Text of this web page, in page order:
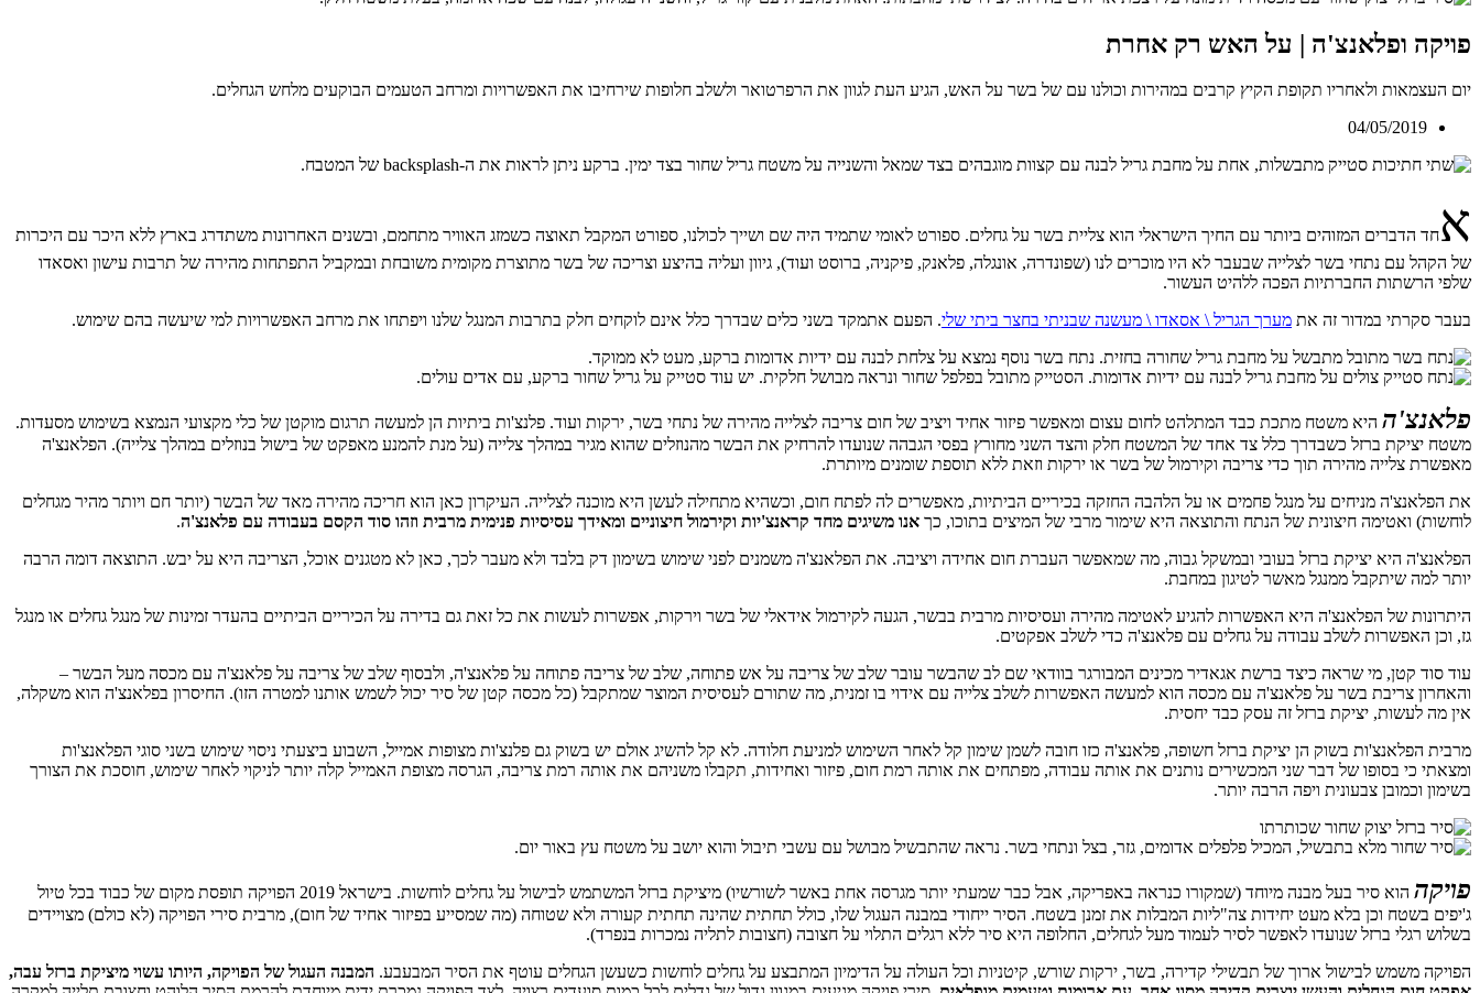
פויקה ופלאנצ'ה | על האש רק אחרת
יום העצמאות ולאחריו תקופת הקיץ קרבים במהירות וכולנו עם של בשר על האש, הגיע העת לגוון את הרפרטואר ולשלב חלופות שירחיבו את האפשרויות ומרחב הטעמים הבוקעים מלחש הגחלים.
04/05/2019
אחד הדברים המזוהים ביותר עם החיך הישראלי הוא צליית בשר על גחלים. ספורט לאומי שתמיד היה שם ושייך לכולנו, ספורט המקבל תאוצה כשמזג האוויר מתחמם, ובשנים האחרונות משתדרג בארץ ללא היכר עם היכרות
של הקהל עם נתחי בשר לצלייה שבעבר לא היו מוכרים לנו (שפונדרה, אונגלה, פלאנק, פיקניה, ברוסט ועוד), גיוון ועליה בהיצע וצריכה של בשר מתוצרת מקומית משובחת ובמקביל התפתחות מהירה של תרבות עישון ואסאדו
שלפי הרשתות החברתיות הפכה ללהיט העשור.
בעבר סקרתי במדור זה את מערך הגריל \ אסאדו \ מעשנה שבניתי בחצר ביתי שלי. הפעם אתמקד בשני כלים שבדרך כלל אינם לוקחים חלק בתרבות המנגל שלנו ויפתחו את מרחב האפשרויות למי שיעשה בהם שימוש.
פלאנצ'ה היא משטח מתכת כבד המתלהט לחום עצום ומאפשר פיזור אחיד ויציב של חום צריבה לצלייה מהירה של נתחי בשר, ירקות ועוד. פלנצ'ות ביתיות הן למעשה תרגום מוקטן של כלי מקצועי הנמצא בשימוש מסעדות.
משטח יציקת ברזל כשבדרך כלל צד אחד של המשטח חלק והצד השני מחורץ בפסי הגבהה שנועדו להרחיק את הבשר מהנוזלים שהוא מגיר במהלך צלייה (על מנת להמנע מאפקט של בישול בנוזלים במהלך צלייה). הפלאנצ'ה
מאפשרת צלייה מהירה תוך כדי צריבה וקירמול של בשר או ירקות וזאת ללא תוספת שומנים מיותרת.
את הפלאנצ'ה מניחים על מנגל פחמים או על הלהבה החזקה בכיריים הביתיות, מאפשרים לה לפתח חום, וכשהיא מתחילה לעשן היא מוכנה לצלייה. העיקרון כאן הוא חריכה מהירה מאד של הבשר (יותר חם ויותר מהיר מגחלים
לוחשות) ואטימה חיצונית של הנתח והתוצאה היא שימור מרבי של המיצים בתוכו, כך אנו משיגים מחד קראנצ'יות וקירמול חיצוניים ומאידך עסיסיות פנימית מרבית וזהו סוד הקסם בעבודה עם פלאנצ'ה.
הפלאנצ'ה היא יציקת ברזל בעובי ובמשקל גבוה, מה שמאפשר העברת חום אחידה ויציבה. את הפלאנצ'ה משמנים לפני שימוש בשימון דק בלבד ולא מעבר לכך, כאן לא מטגנים אוכל, הצריבה היא על יבש. התוצאה דומה הרבה
יותר למה שיתקבל ממנגל מאשר לטיגון במחבת.
היתרונות של הפלאנצ'ה היא האפשרות להגיע לאטימה מהירה ועסיסיות מרבית בבשר, הגעה לקירמול אידאלי של בשר וירקות, אפשרות לעשות את כל זאת גם בדירה על הכיריים הביתיים בהעדר זמינות של מנגל גחלים או מנגל
גז, וכן האפשרות לשלב עבודה על גחלים עם פלאנצ'ה כדי לשלב אפקטים.
עוד סוד קטן, מי שראה כיצד ברשת אגאדיר מכינים המבורגר בוודאי שם לב שהבשר עובר שלב של צריבה על אש פתוחה, שלב של צריבה פתוחה על פלאנצ'ה, ולבסוף שלב של צריבה על פלאנצ'ה עם מכסה מעל הבשר –
והאחרון צריבת בשר על פלאנצ'ה עם מכסה הוא למעשה האפשרות לשלב צלייה עם אידוי בו זמנית, מה שתורם לעסיסית המוצר שמתקבל (כל מכסה קטן של סיר יכול לשמש אותנו למטרה הזו). החיסרון בפלאנצ'ה הוא משקלה,
אין מה לעשות, יציקת ברזל זה עסק כבד יחסית.
מרבית הפלאנצ'ות בשוק הן יציקת ברזל חשופה, פלאנצ'ה כזו חובה לשמן שימון קל לאחר השימוש למניעת חלודה. לא קל להשיג אולם יש בשוק גם פלנצ'ות מצופות אמייל, השבוע ביצעתי ניסוי שימוש בשני סוגי הפלאנצ'ות
ומצאתי כי בסופו של דבר שני המכשירים נותנים את אותה עבודה, מפתחים את אותה רמת חום, פיזור ואחידות, תקבלו משניהם את אותה רמת צריבה, הגרסה מצופת האמייל קלה יותר לניקוי לאחר שימוש, חוסכת את הצורך
בשימון וכמובן צבעונית ויפה הרבה יותר.
פויקה
הוא סיר בעל מבנה מיוחד (שמקורו כנראה באפריקה, אבל כבר שמעתי יותר מגרסה אחת באשר לשורשיו) מיציקת ברזל המשתמש לבישול על גחלים לוחשות. בישראל 2019 הפויקה תופסת מקום של כבוד בכל טיול
ג'יפים בשטח וכן בלא מעט יחידות צה"ליות המבלות את זמנן בשטח. הסיר ייחודי במבנה העגול שלו, כולל תחתית שהינה תחתית קעורה ולא שטוחה (מה שמסייע בפיזור אחיד של חום), מרבית סירי הפויקה (לא כולם) מצויידים
בשלוש רגלי ברזל שנועדו לאפשר לסיר לעמוד מעל לגחלים, החלופה היא סיר ללא רגלים התלוי על חצובה (חצובות לתליה נמכרות בנפרד).
הפויקה משמש לבישול ארוך של תבשילי קדירה, בשר, ירקות שורש, קיטניות וכל העולה על הדימיון המתבצע על גחלים לוחשות כשעשן הגחלים עוטף את הסיר המבעבע. המבנה העגול של הפויקה, היותו עשוי מיציקת ברזל עבה,